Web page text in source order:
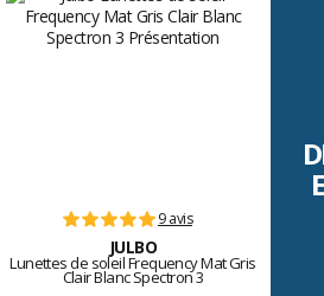
9 avis
JULBO
Lunettes de soleil Frequency Mat Gris
Clair Blanc Spectron 3